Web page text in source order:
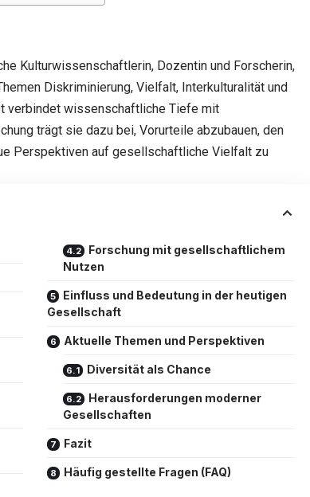
Kulturwissenschaftlerin, Dozentin und Forscherin,
Diskriminierung, Vielfalt, Interkulturalität und
verbindet wissenschaftliche Tiefe mit
trägt sie dazu bei, Vorurteile abzubauen, den
Perspektiven auf gesellschaftliche Vielfalt zu
Forschung mit gesellschaftlichem
Nutzen
Einfluss und Bedeutung in der heutigen
Gesellschaft
Aktuelle Themen und Perspektiven
Diversität als Chance
Herausforderungen moderner
Gesellschaften
Fazit
Häufig gestellte Fragen (FAQ)